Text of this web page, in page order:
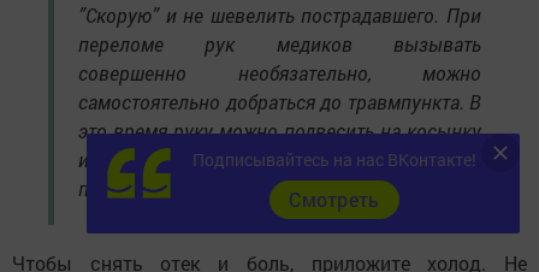
”Скорую” и не шевелить пострадавшего. При
переломе рук медиков вызывать
совершенно необязательно, можно
самостоятельно добраться до травмпункта. В
это время руку можно подвесить на косынку
или шарфик, чтобы зафиксировать в одном
положении», – объясняет Олег.
Чтобы снять отек и боль, приложите холод. Не
Подписывайтесь на нас ВКонтакте!
Cмотреть